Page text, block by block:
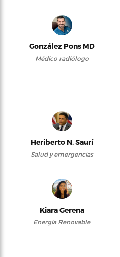
González Pons MD
Médico radiólogo
Heriberto N. Saurí
Salud y emergencias
Kiara Gerena
Energía Renovable